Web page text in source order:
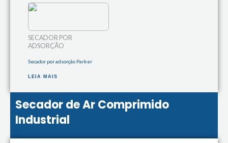
SECADOR POR
ADSORÇÃO
Secador por adsorção Parker
LEIA MAIS
Secador de Ar Comprimido
Industrial